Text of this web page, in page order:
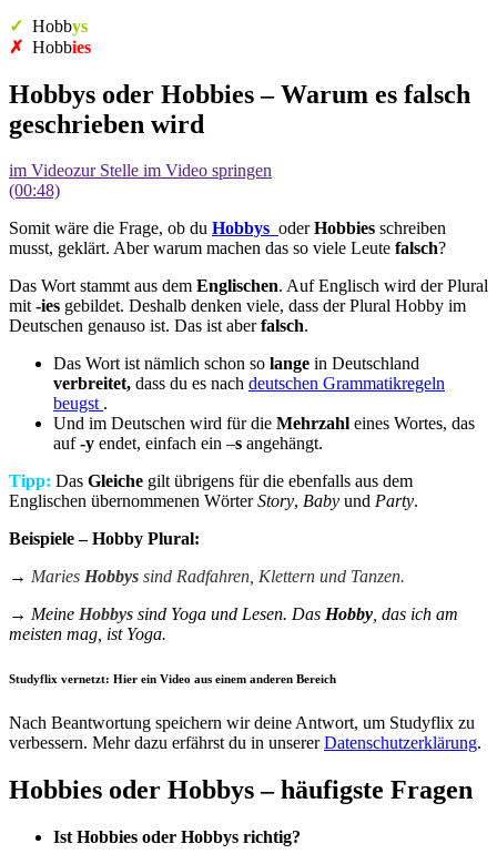
✓ Hobbys
✗ Hobbies
Hobbys oder Hobbies – Warum es falsch
geschrieben wird
im Videozur Stelle im Video springen
(00:48)
Somit wäre die Frage, ob du Hobbys oderHobbies schreiben
musst, geklärt. Aber warum machen das so viele Leute falsch?
Das Wort stammt aus dem Englischen. Auf Englisch wird der Plural
mit-ies gebildet. Deshalb denken viele, dass der Plural Hobby im
Deutschen genauso ist. Das ist aberfalsch.
Das Wort ist nämlich schon so lange in Deutschland
verbreitet, dass du es nach deutschen Grammatikregeln
beugst .
Und im Deutschen wird für die Mehrzahl eines Wortes, das
auf-y endet, einfach ein –s angehängt.
Tipp: Das Gleiche gilt übrigens für die ebenfalls aus dem
Englischen übernommenen WörterStory, Baby und Party.
Beispiele – Hobby Plural:
→ Maries Hobbys sind Radfahren, Klettern und Tanzen.
→ Meine Hobbys sind Yoga und Lesen. Das Hobby, das ich am
meisten mag, ist Yoga.
Studyflix vernetzt: Hier ein Video aus einem anderen Bereich
Nach Beantwortung speichern wir deine Antwort, um Studyflix zu
verbessern. Mehr dazu erfährst du in unsererDatenschutzerklärung.
Hobbies oder Hobbys – häufigste Fragen
Ist Hobbies oder Hobbys richtig?